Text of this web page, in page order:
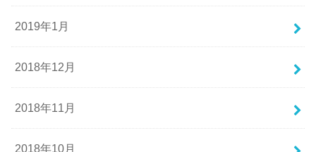
2019年1月
2018年12月
2018年11月
2018年10月